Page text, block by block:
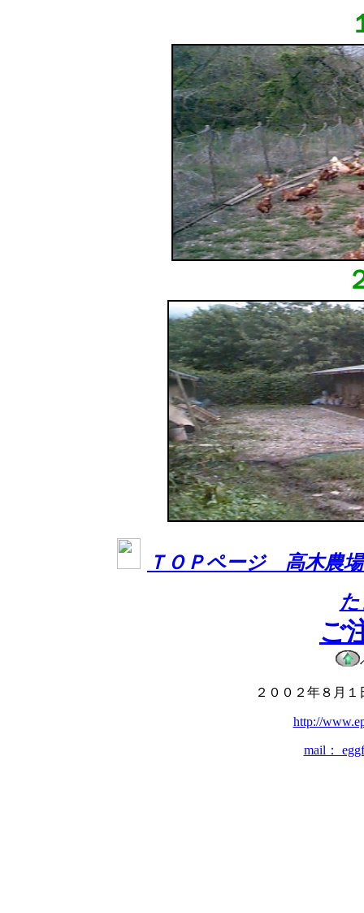
ＴＯＰページ 高木農
ご
２００２年８月
http://
mail：